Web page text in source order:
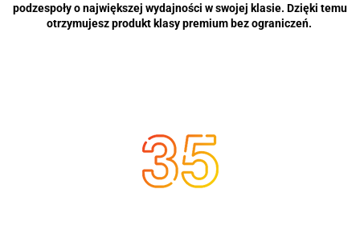
podzespoły o największej wydajności w swojej klasie. Dzięki temu
otrzymujesz produkt klasy premium bez ograniczeń.